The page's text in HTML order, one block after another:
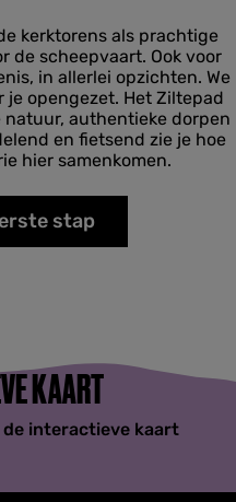
kerktorens als prachtige
de scheepvaart. Ook voor
in allerlei opzichten. We
opengezet. Het Ziltepad
authentieke dorpen
en fietsend zie je hoe
hier samenkomen.
stap
KAART
de interactieve kaart